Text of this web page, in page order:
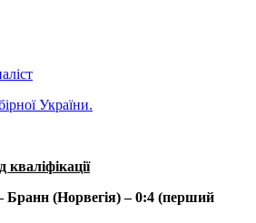
України.
(Норвегія) – 0:4 (перший